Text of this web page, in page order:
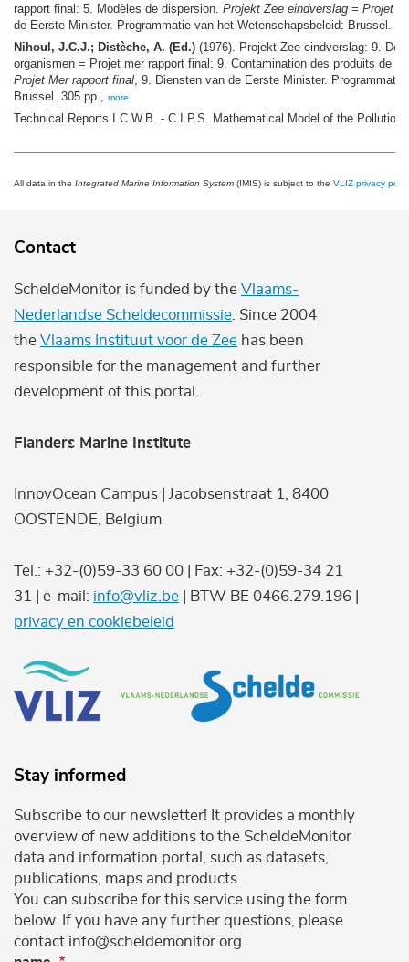
rapport final: 5. Modèles de dispersion. Projekt Zee eindverslag = Projet
de Eerste Minister. Programmatie van het Wetenschapsbeleid: Brussel.
Nihoul, J.C.J.; Distèche, A. (Ed.) (1976). Projekt Zee eindverslag: 9. De
organismen = Projet mer rapport final: 9. Contamination des produits de
Projet Mer rapport final , 9. Diensten van de Eerste Minister.
Brussel. 305 pp.,
more
Technical Reports I.C.W.B. - C.I.P.S. Mathematical Model of the
All data in the Integrated Marine Information System (IMIS) is subject to the VLIZ privacy
Contact
ScheldeMonitor is funded by the Vlaams-
Nederlandse Scheldecommissie . Since 2004
the Vlaams Instituut voor de Zee has been
responsible for the management and further
development of this portal.
Flanders Marine Institute
InnovOcean Campus | Jacobsenstraat 1, 8400
OOSTENDE, Belgium
Tel.: +32-(0)59-33 60 00 | Fax: +32-(0)59-34 21
31 | e-mail: info@vliz.be | BTW BE 0466.279.196 |
privacy en cookiebeleid
Stay informed
Subscribe to our newsletter! It provides a monthly
overview of new additions to the ScheldeMonitor
data and information portal, such as datasets,
publications, maps and products.
You can subscribe for this service using the form
below. If you have any further questions, please
contact info@scheldemonitor.org .